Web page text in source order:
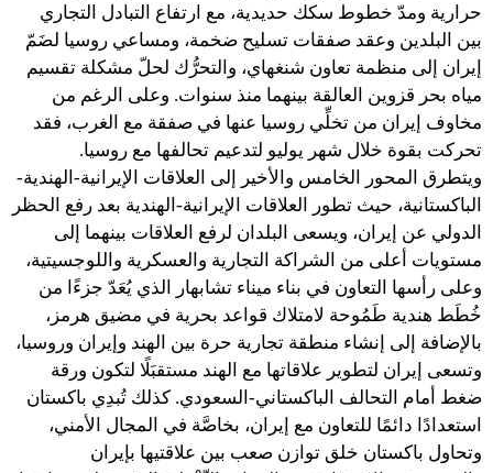
حرارية ومدّ خطوط سكك حديدية، مع ارتفاع التبادل التجاري
بين البلدين وعقد صفقات تسليح ضخمة، ومساعي روسيا لضَمّ
إيران إلى منظمة تعاون شنغهاي، والتحرُّك لحلّ مشكلة تقسيم
مياه بحر قزوين العالقة بينهما منذ سنوات. وعلى الرغم من
مخاوف إيران من تخلِّي روسيا عنها في صفقة مع الغرب، فقد
تحركت بقوة خلال شهر يوليو لتدعيم تحالفها مع روسيا.
ويتطرق المحور الخامس والأخير إلى العلاقات الإيرانية-الهندية-
الباكستانية، حيث تطور العلاقات الإيرانية-الهندية بعد رفع الحظر
الدولي عن إيران، ويسعى البلدان لرفع العلاقات بينهما إلى
مستويات أعلى من الشراكة التجارية والعسكرية واللوجسيتية،
وعلى رأسها التعاون في بناء ميناء تشابهار الذي يُعَدّ جزءًا من
خُطَط هندية طَمُوحة لامتلاك قواعد بحرية في مضيق هرمز،
بالإضافة إلى إنشاء منطقة تجارية حرة بين الهند وإيران وروسيا،
وتسعى إيران لتطوير علاقاتها مع الهند مستقبَلًا لتكون ورقة
ضغط أمام التحالف الباكستاني-السعودي. كذلك تُبدِي باكستان
استعدادًا دائمًا للتعاون مع إيران، بخاصَّة في المجال الأمني،
وتحاول باكستان خلق توازن صعب بين علاقتيها بإيران